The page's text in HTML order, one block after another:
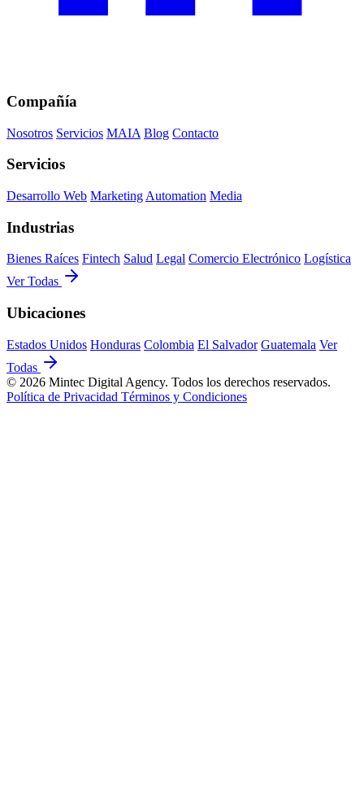
Compañía
Nosotros Servicios MAIA Blog Contacto
Servicios
Desarrollo Web Marketing Automation Media
Industrias
Bienes Raíces Fintech Salud Legal Comercio Electrónico Logística
Ver Todas
Ubicaciones
Estados Unidos Honduras Colombia El Salvador Guatemala Ver
Todas
© 2026 Mintec Digital Agency. Todos los derechos reservados.
Política de Privacidad Términos y Condiciones